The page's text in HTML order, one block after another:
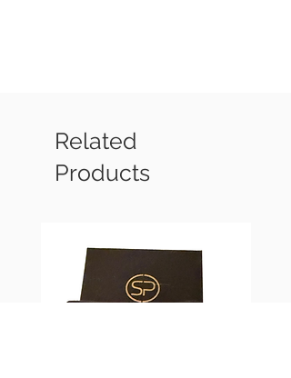
Related
Products